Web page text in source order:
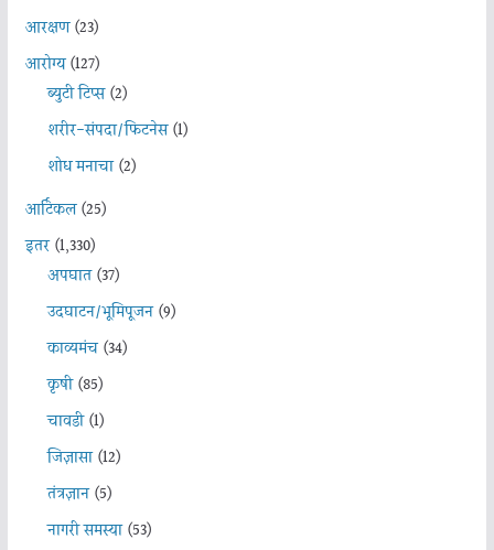
आरक्षण(23)
आरोग्य(127)
ब्युटी टिप्स(2)
शरीर-संपदा/फिटनेस(1)
शोध मनाचा(2)
आर्टिकल(25)
इतर(1,330)
अपघात(37)
उदघाटन/भूमिपूजन(9)
काव्यमंच(34)
कृषी(85)
चावडी(1)
जिज्ञासा(12)
तंत्रज्ञान(5)
नागरी समस्या(53)